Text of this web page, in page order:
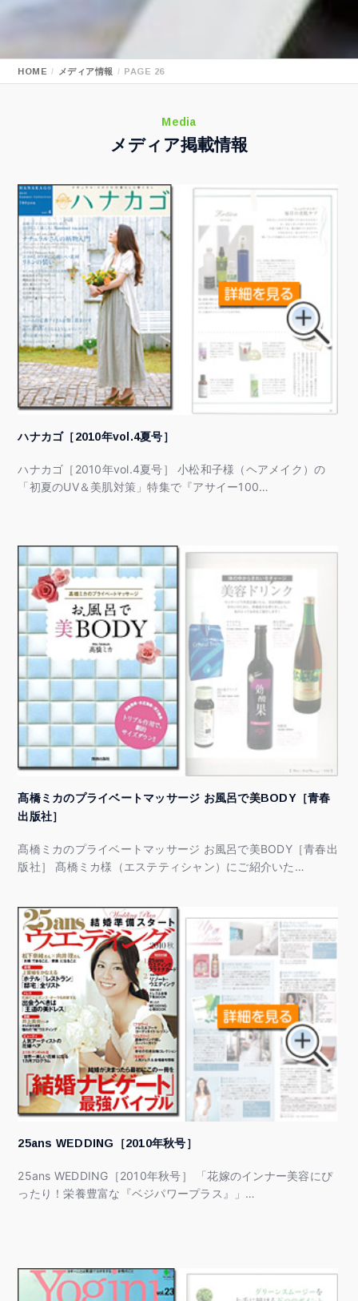
HOME メディア情報 PAGE 26
Media
メディア掲載情報
ハナカゴ［2010年vol.4夏号］
ハナカゴ［2010年vol.4夏号］ 小松和子様（ヘアメイク）の
「初夏のUV＆美肌対策」特集で『アサイー100…
髙橋ミカのプライベートマッサージ お風呂で美BODY［青春
出版社］
髙橋ミカのプライベートマッサージ お風呂で美BODY［青春出
版社］ 髙橋ミカ様（エステティシャン）にご紹介いた…
25ans WEDDING［2010年秋号］
25ans WEDDING［2010年秋号］ 「花嫁のインナー美容にぴ
ったり！栄養豊富な『ベジパワープラス』」…